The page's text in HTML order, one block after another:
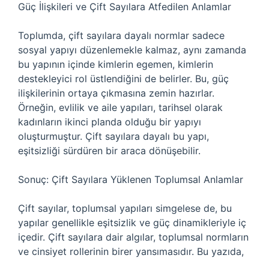
Güç İlişkileri ve Çift Sayılara Atfedilen Anlamlar
Toplumda, çift sayılara dayalı normlar sadece
sosyal yapıyı düzenlemekle kalmaz, aynı zamanda
bu yapının içinde kimlerin egemen, kimlerin
destekleyici rol üstlendiğini de belirler. Bu, güç
ilişkilerinin ortaya çıkmasına zemin hazırlar.
Örneğin, evlilik ve aile yapıları, tarihsel olarak
kadınların ikinci planda olduğu bir yapıyı
oluşturmuştur. Çift sayılara dayalı bu yapı,
eşitsizliği sürdüren bir araca dönüşebilir.
Sonuç: Çift Sayılara Yüklenen Toplumsal Anlamlar
Çift sayılar, toplumsal yapıları simgelese de, bu
yapılar genellikle eşitsizlik ve güç dinamikleriyle iç
içedir. Çift sayılara dair algılar, toplumsal normların
ve cinsiyet rollerinin birer yansımasıdır. Bu yazıda,